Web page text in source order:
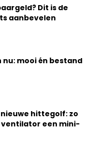
Dit is de
aanbevelen
mooi én bestand
hittegolf: zo
ventilator een mini-